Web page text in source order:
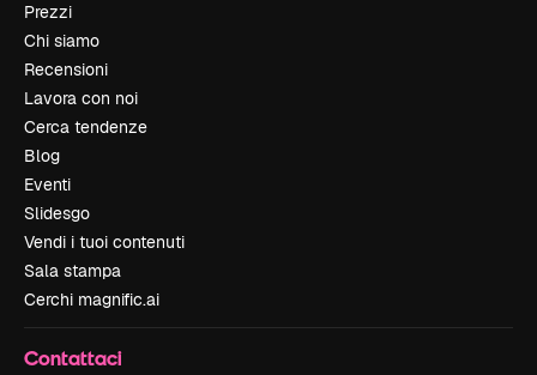
Prezzi
Chi siamo
Recensioni
Lavora con noi
Cerca tendenze
Blog
Eventi
Slidesgo
Vendi i tuoi contenuti
Sala stampa
Cerchi magnific.ai
Contattaci